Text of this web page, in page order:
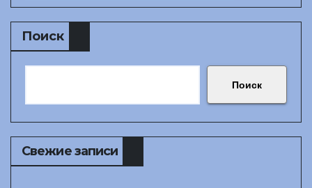
Поиск
Поиск
Свежие записи